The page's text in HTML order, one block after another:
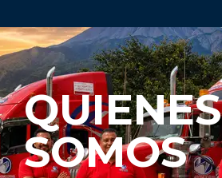
QUIENES
SOMOS